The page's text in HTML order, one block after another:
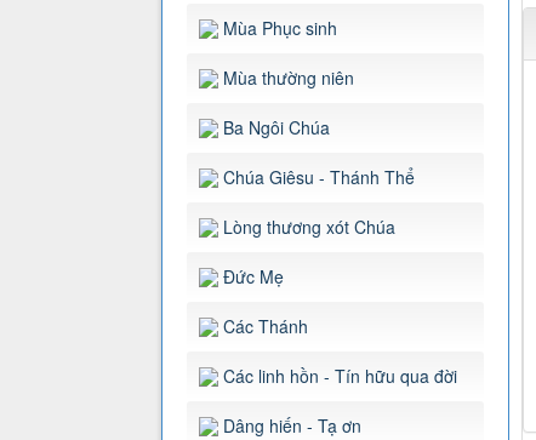
Mùa Phục sinh
Mùa thường niên
Ba Ngôi Chúa
Chúa Giêsu - Thánh Thể
Lòng thương xót Chúa
Đức Mẹ
Các Thánh
Các linh hồn - Tín hữu qua đời
Dâng hiến - Tạ ơn